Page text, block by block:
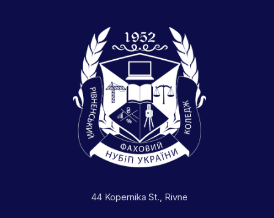
44 Kopernika St., Rivne